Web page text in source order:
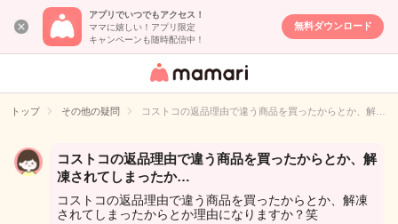
アプリでいつでもアクセス！
ママに嬉しい！アプリ限定
キャンペーンも随時配信中！
無料ダウンロード
女性専用匿名QA
イト
トップ その他の疑問 コストコの返品理由で違う商品を買ったからとか、解…
コストコの返品理由で違う商品を買ったからとか、解
凍されてしまったか…
コストコの返品理由で違う商品を買ったからとか、解凍
されてしまったからとか理由になりますか？笑